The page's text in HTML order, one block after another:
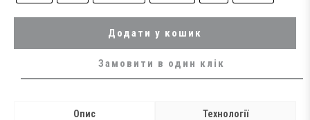
Додати у кошик
Замовити в один клік
Опис Технології